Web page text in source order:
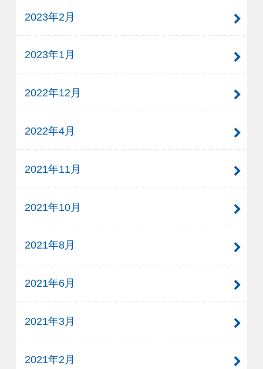
2023年2月
2023年1月
2022年12月
2022年4月
2021年11月
2021年10月
2021年8月
2021年6月
2021年3月
2021年2月